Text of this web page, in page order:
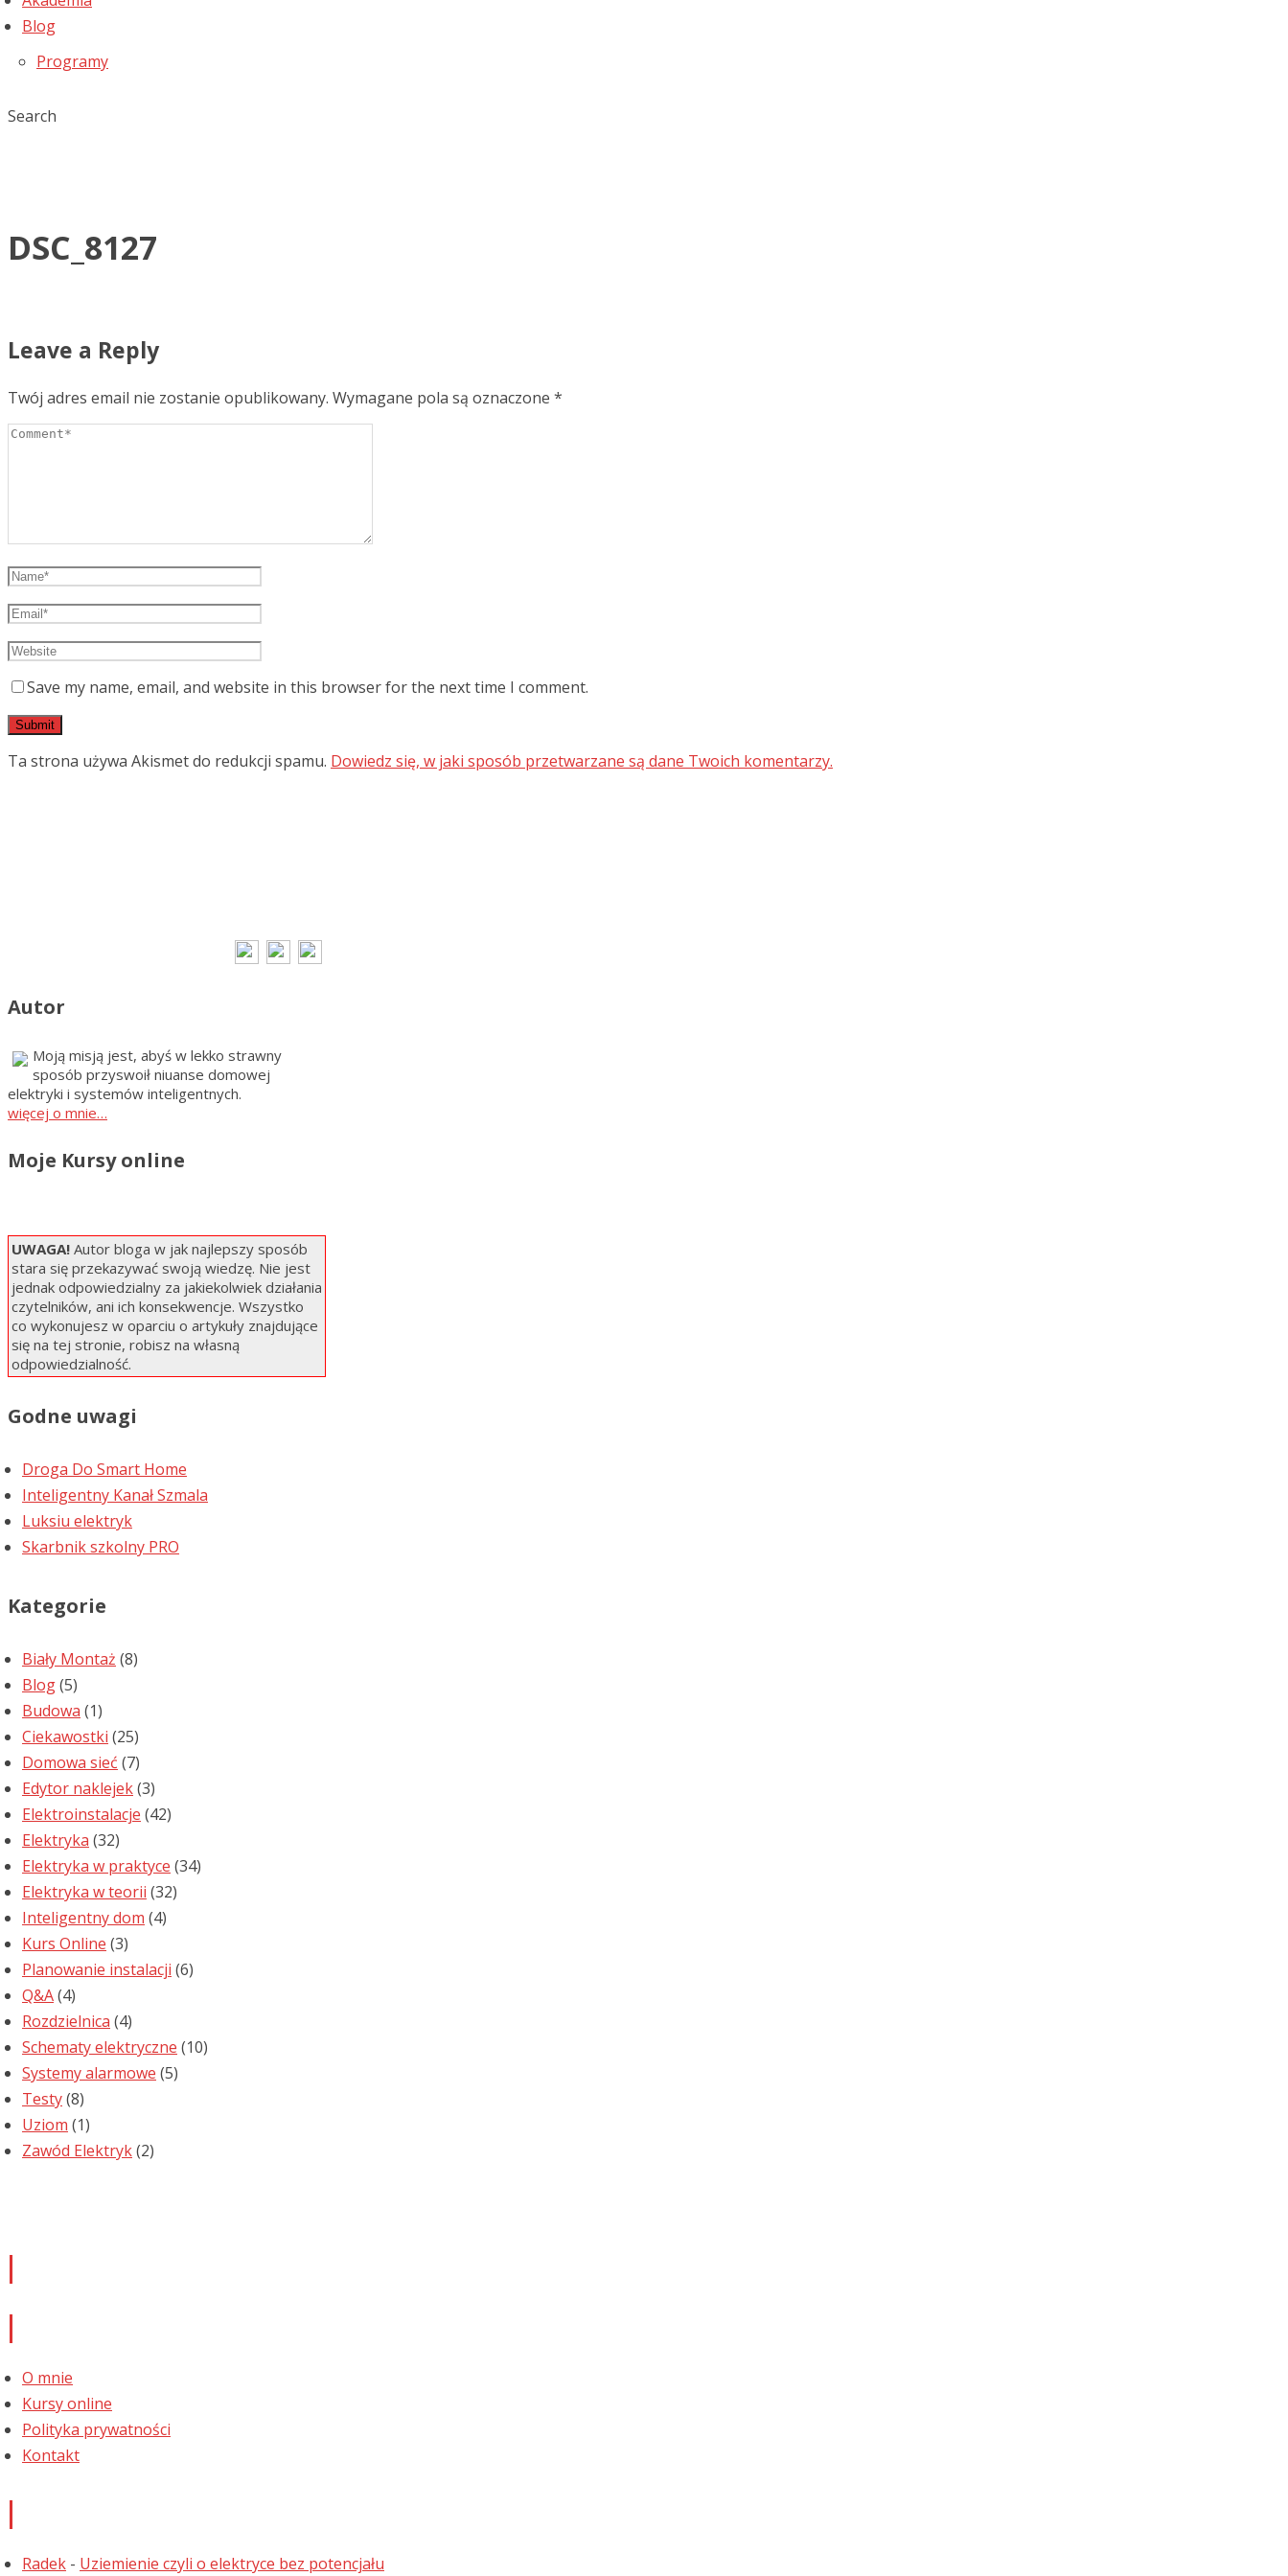
Blog
Programy
Search
DSC_8127
Leave a Reply
Twój adres email nie zostanie opublikowany. Wymagane pola są oznaczone *
Save my name, email, and website in this browser for the next time I comment.
Ta strona używa Akismet do redukcji spamu. Dowiedz się, w jaki sposób przetwarzane są dane Twoich komentarzy.
Autor
Moją misją jest, abyś w lekko strawny
sposób przyswoił niuanse domowej
elektryki i systemów inteligentnych.
więcej o mnie…
Moje Kursy online
UWAGA! Autor bloga w jak najlepszy sposób
stara się przekazywać swoją wiedzę. Nie jest
jednak odpowiedzialny za jakiekolwiek działania
czytelników, ani ich konsekwencje. Wszystko
co wykonujesz w oparciu o artykuły znajdujące
się na tej stronie, robisz na własną
odpowiedzialność.
Godne uwagi
Droga Do Smart Home
Inteligentny Kanał Szmala
Luksiu elektryk
Skarbnik szkolny PRO
Kategorie
Biały Montaż (8)
Blog(5)
Budowa (1)
Ciekawostki (25)
Domowa sieć (7)
Edytor naklejek(3)
Elektroinstalacje (42)
Elektryka (32)
Elektryka w praktyce (34)
Elektryka w teorii (32)
Inteligentny dom (4)
Kurs Online (3)
Planowanie instalacji (6)
Q&A(4)
Rozdzielnica (4)
Schematy elektryczne (10)
Systemy alarmowe (5)
Testy(8)
Uziom (1)
Zawód Elektryk(2)
O mnie
Kursy online
Polityka prywatności
Kontakt
Radek - Uziemienie czyli o elektryce bez potencjału